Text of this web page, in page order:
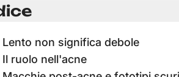
Lento non significa debole
Il ruolo nell'acne